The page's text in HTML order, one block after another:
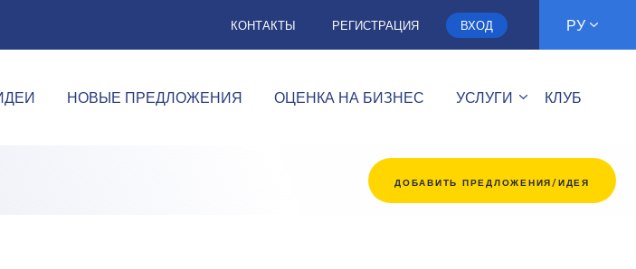
КОНТАКТЫ РЕГИСТРАЦИЯ ВХОД РУ
НОВЫЕ ПРЕДЛОЖЕНИЯ ОЦЕНКА НА БИЗНЕС УСЛУГИ КЛУБ
ДОБАВИТЬ ПРЕДЛОЖЕНИЯ/ИДЕЯ